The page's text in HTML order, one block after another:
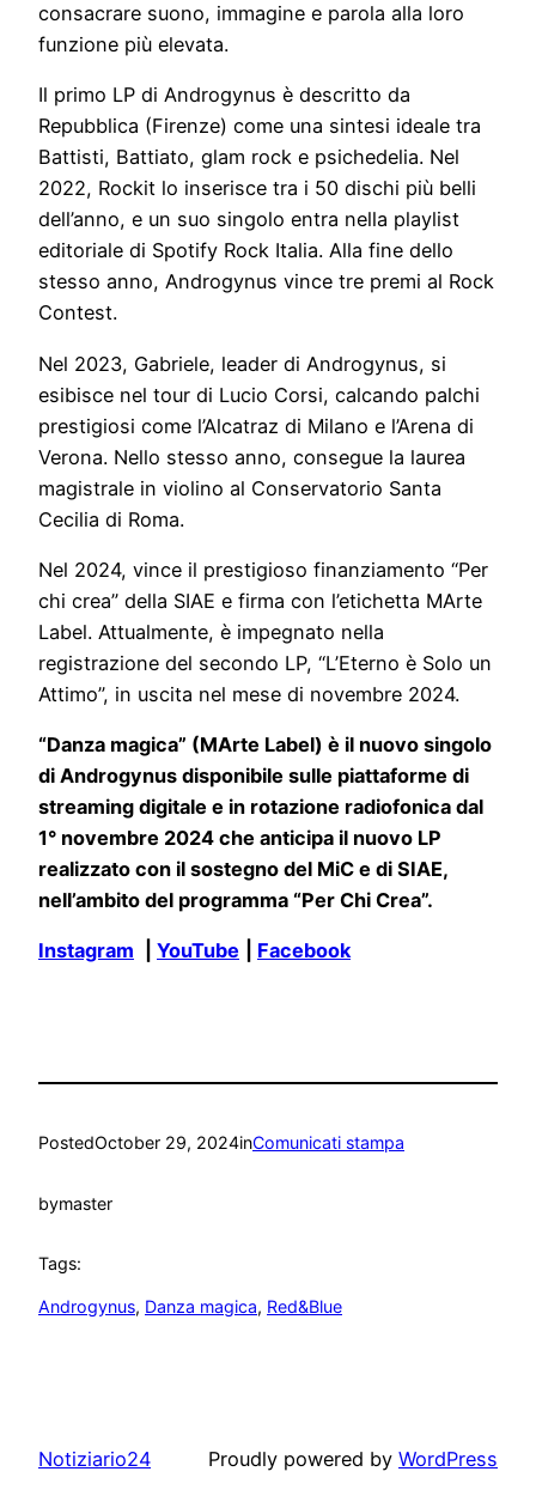
consacrare suono, immagine e parola alla loro
funzione più elevata.
Il primo LP di Androgynus è descritto da
Repubblica (Firenze) come una sintesi ideale tra
Battisti, Battiato, glam rock e psichedelia. Nel
2022, Rockit lo inserisce tra i 50 dischi più belli
dell’anno, e un suo singolo entra nella playlist
editoriale di Spotify Rock Italia. Alla fine dello
stesso anno, Androgynus vince tre premi al Rock
Contest.
Nel 2023, Gabriele, leader di Androgynus, si
esibisce nel tour di Lucio Corsi, calcando palchi
prestigiosi come l’Alcatraz di Milano e l’Arena di
Verona. Nello stesso anno, consegue la laurea
magistrale in violino al Conservatorio Santa
Cecilia di Roma.
Nel 2024, vince il prestigioso finanziamento “Per
chi crea” della SIAE e firma con l’etichetta MArte
Label. Attualmente, è impegnato nella
registrazione del secondo LP, “L’Eterno è Solo un
Attimo”, in uscita nel mese di novembre 2024.
“Danza magica” (MArte Label) è il nuovo singolo
di Androgynus disponibile sulle piattaforme di
streaming digitale e in rotazione radiofonica dal
1° novembre 2024 che anticipa il nuovo LP
realizzato con il sostegno del MiC e di SIAE,
nell’ambito del programma “Per Chi Crea”.
Instagram YouTube Facebook
PostedOctober 29, 2024inComunicati stampa
bymaster
Tags:
Androgynus, Danza magica, Red&Blue
Notiziario24 Proudly powered by WordPress